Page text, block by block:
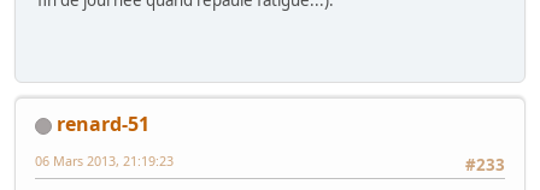
renard-51
#233
06 Mars 2013, 21:19:23